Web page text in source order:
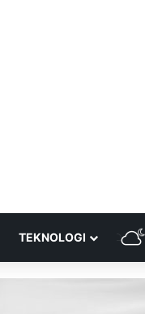
TEKNOLOGI